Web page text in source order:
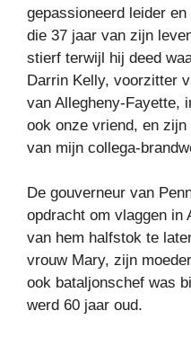
gepassioneerd leider
die 37 jaar van zijn
stierf terwijl hij deed
Darrin Kelly, voorzitter
van Allegheny-Fayette,
ook onze vriend, en
van mijn collega-
De gouverneur van
opdracht om vlaggen in
van hem halfstok te
vrouw Mary, zijn
ook bataljonschef was
werd 60 jaar oud.